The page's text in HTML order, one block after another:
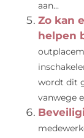
aan...
Zo kan
helpen
wordt dit
vanwege